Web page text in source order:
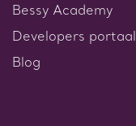
Bessy Academy
Developers portaal
Blog